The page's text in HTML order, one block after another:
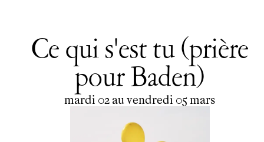
Ce qui s'est tu (prière
pour Baden)
du
mardi
mardi 02 auau
vendredi
vendredi 05 mars
mars